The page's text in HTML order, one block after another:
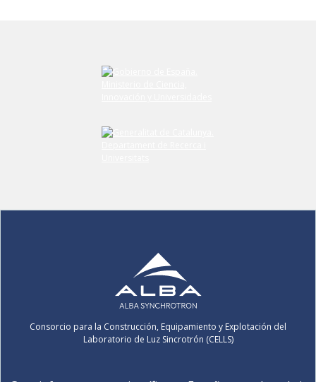
Consorcio para la Construcción, Equipamiento y Explotación del
Laboratorio de Luz Sincrotrón (CELLS)